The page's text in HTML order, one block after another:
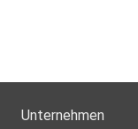
Unternehmen